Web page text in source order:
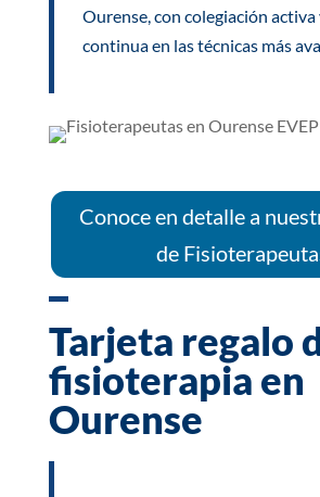
Ourense, con colegiación
continua en las técnicas más
Conoce en detalle a
de
Tarjeta regalo
fisioterapia en
Ourense